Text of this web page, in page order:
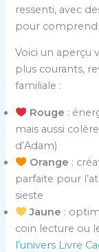
ressenti, avec
pour
Voici un aperçu
plus courants,
familiale :
Rouge :
mais aussi
d’Adam)
Orange :
parfaite pour
sieste
Jaune :
coin lecture ou
l’univers Livre